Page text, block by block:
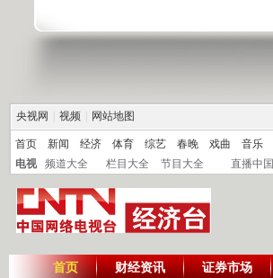
央视网 视频 网站地图
首页 新闻 经济 体育 综艺 春晚 戏曲 音乐
电视
频道大全 栏目大全 节目大全 直播中国
首页 财经资讯 证券市场